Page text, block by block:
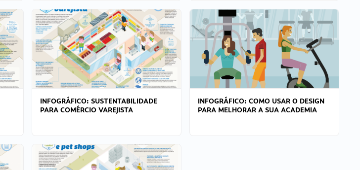
INFOGRÁFICO: SUSTENTABILIDADE
PARA COMÉRCIO VAREJISTA
INFOGRÁFICO: COMO USAR O DESIGN
PARA MELHORAR A SUA ACADEMIA